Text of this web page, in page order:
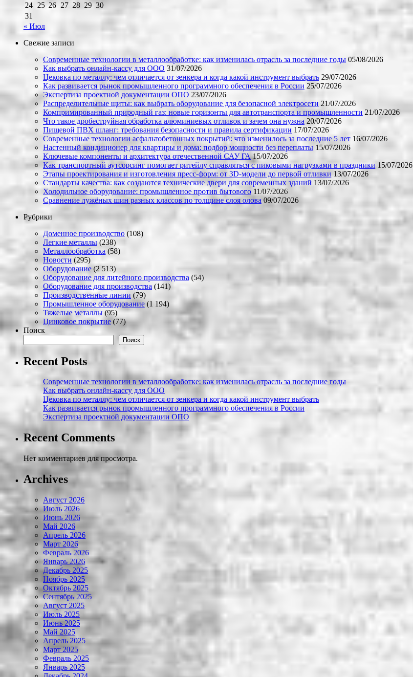
24 25 26 27 28 29 30
31
« Июл
Свежие записи
Современные технологии в металлообработке: как изменилась отрасль за последние годы 05/08/2026
Как выбрать онлайн-кассу для ООО 31/07/2026
Цековка по металлу: чем отличается от зенкера и когда какой инструмент выбрать 29/07/2026
Как развивается рынок промышленного программного обеспечения в России 25/07/2026
Экспертиза проектной документации ОПО 23/07/2026
Распределительные щиты: как выбрать оборудование для безопасной электросети 21/07/2026
Компримированный природный газ: новые горизонты для автотранспорта и промышленности 21/07/2026
Что такое дробеструйная обработка алюминиевых отливок и зачем она нужна 20/07/2026
Пищевой ПВХ шланг: требования безопасности и правила сертификации 17/07/2026
Современные технологии асфальтобетонных покрытий: что изменилось за последние 5 лет 16/07/2026
Настенный кондиционер для квартиры и дома: подбор мощности без переплаты 15/07/2026
Ключевые компоненты и архитектура отечественной САУ ГА 15/07/2026
Как транспортный аутсорсинг помогает ритейлу справляться с пиковыми нагрузками в праздники 15/07/2026
Этапы проектирования и изготовления пресс-форм: от 3D-модели до первой отливки 13/07/2026
Стандарты качества: как создаются технические двери для современных зданий 13/07/2026
Холодильное оборудование: промышленное против бытового 11/07/2026
Сравнение лужёных шин разных классов по толщине слоя олова 09/07/2026
Рубрики
Доменное производство (108)
Легкие металлы (238)
Металлообработка (58)
Новости (295)
Оборудование (2 513)
Оборудование для литейного производства (54)
Оборудование для производства (141)
Производственные линии (79)
Промышленное оборудование (1 194)
Тяжелые металлы (95)
Цинковое покрытие (77)
Поиск
Поиск
Recent Posts
Современные технологии в металлообработке: как изменилась отрасль за последние годы
Как выбрать онлайн-кассу для ООО
Цековка по металлу: чем отличается от зенкера и когда какой инструмент выбрать
Как развивается рынок промышленного программного обеспечения в России
Экспертиза проектной документации ОПО
Recent Comments
Нет комментариев для просмотра.
Archives
Август 2026
Июль 2026
Июнь 2026
Май 2026
Апрель 2026
Март 2026
Февраль 2026
Январь 2026
Декабрь 2025
Ноябрь 2025
Октябрь 2025
Сентябрь 2025
Август 2025
Июль 2025
Июнь 2025
Май 2025
Апрель 2025
Март 2025
Февраль 2025
Январь 2025